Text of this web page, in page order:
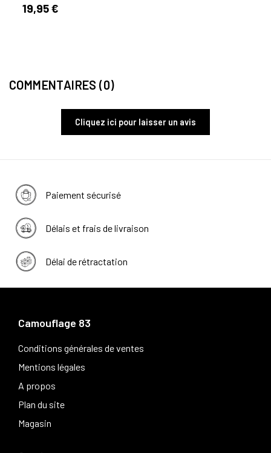
19,95 €
COMMENTAIRES (0)
Cliquez ici pour laisser un avis
Paiement sécurisé
Délais et frais de livraison
Délai de rétractation
Camouflage 83
Conditions générales de ventes
Mentions légales
A propos
Plan du site
Magasin